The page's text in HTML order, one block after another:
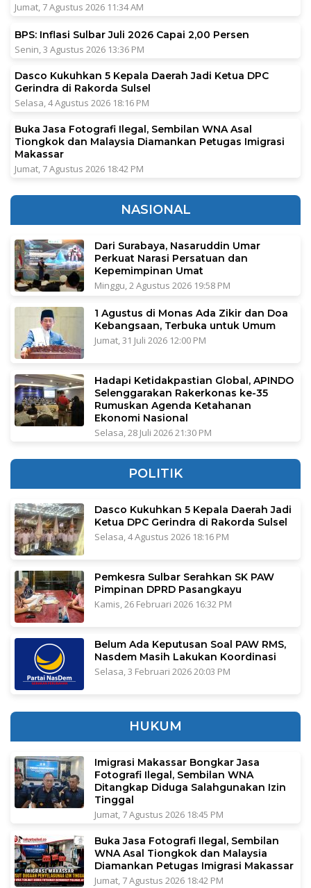
Jumat, 7 Agustus 2026 11:34 AM
BPS: Inflasi Sulbar Juli 2026 Capai 2,00 Persen
Senin, 3 Agustus 2026 13:36 PM
Dasco Kukuhkan 5 Kepala Daerah Jadi Ketua DPC
Gerindra di Rakorda Sulsel
Selasa, 4 Agustus 2026 18:16 PM
Buka Jasa Fotografi Ilegal, Sembilan WNA Asal
Tiongkok dan Malaysia Diamankan Petugas Imigrasi
Makassar
Jumat, 7 Agustus 2026 18:42 PM
NASIONAL
Dari Surabaya, Nasaruddin Umar
Perkuat Narasi Persatuan dan
Kepemimpinan Umat
Minggu, 2 Agustus 2026 19:58 PM
1 Agustus di Monas Ada Zikir dan Doa
Kebangsaan, Terbuka untuk Umum
Jumat, 31 Juli 2026 12:00 PM
Hadapi Ketidakpastian Global, APINDO
Selenggarakan Rakerkonas ke-35
Rumuskan Agenda Ketahanan
Ekonomi Nasional
Selasa, 28 Juli 2026 21:30 PM
POLITIK
Dasco Kukuhkan 5 Kepala Daerah Jadi
Ketua DPC Gerindra di Rakorda Sulsel
Selasa, 4 Agustus 2026 18:16 PM
Pemkesra Sulbar Serahkan SK PAW
Pimpinan DPRD Pasangkayu
Kamis, 26 Februari 2026 16:32 PM
Belum Ada Keputusan Soal PAW RMS,
Nasdem Masih Lakukan Koordinasi
Selasa, 3 Februari 2026 20:03 PM
HUKUM
Imigrasi Makassar Bongkar Jasa
Fotografi Ilegal, Sembilan WNA
Ditangkap Diduga Salahgunakan Izin
Tinggal
Jumat, 7 Agustus 2026 18:45 PM
Buka Jasa Fotografi Ilegal, Sembilan
WNA Asal Tiongkok dan Malaysia
Diamankan Petugas Imigrasi Makassar
Jumat, 7 Agustus 2026 18:42 PM